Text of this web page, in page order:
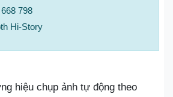
798
Hi-Story
hiệu chụp ảnh tự động theo